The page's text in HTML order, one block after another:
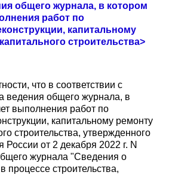
общего журнала, в котором
работ по
капитальному
строительства>
что в соответствии с
ведения общего журнала, в
выполнения работ по
капитальному ремонту
строительства, утвержденного
от 2 декабря 2022 г. N
журнала "Сведения о
процессе строительства,